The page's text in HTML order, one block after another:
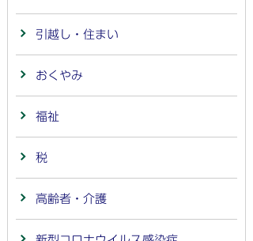
引越し・住まい
おくやみ
福祉
税
高齢者・介護